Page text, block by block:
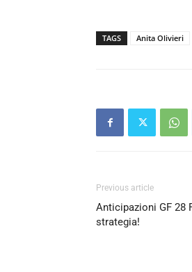
TAGS Anita Olivieri
Previous article
Anticipazioni GF 28
strategia!